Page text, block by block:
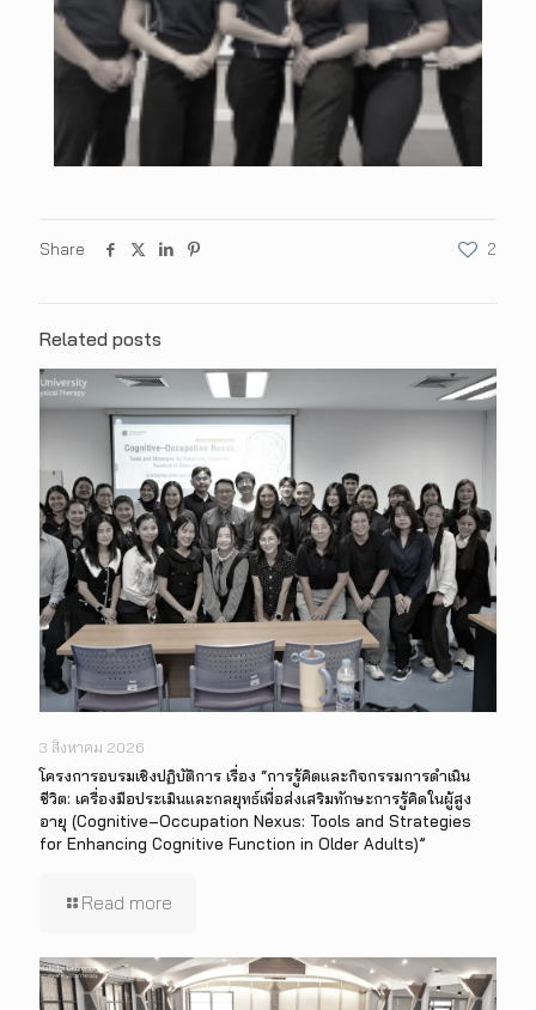
Share 2
Related posts
3 สิงหาคม 2026
โครงการอบรมเชิงปฏิบัติการ เรื่อง “การรู้คิดและกิจกรรมการดำเนิน
ชีวิต: เครื่องมือประเมินและกลยุทธ์เพื่อส่งเสริมทักษะการรู้คิดในผู้สูง
อายุ (Cognitive–Occupation Nexus: Tools and Strategies
for Enhancing Cognitive Function in Older Adults)”
Read more